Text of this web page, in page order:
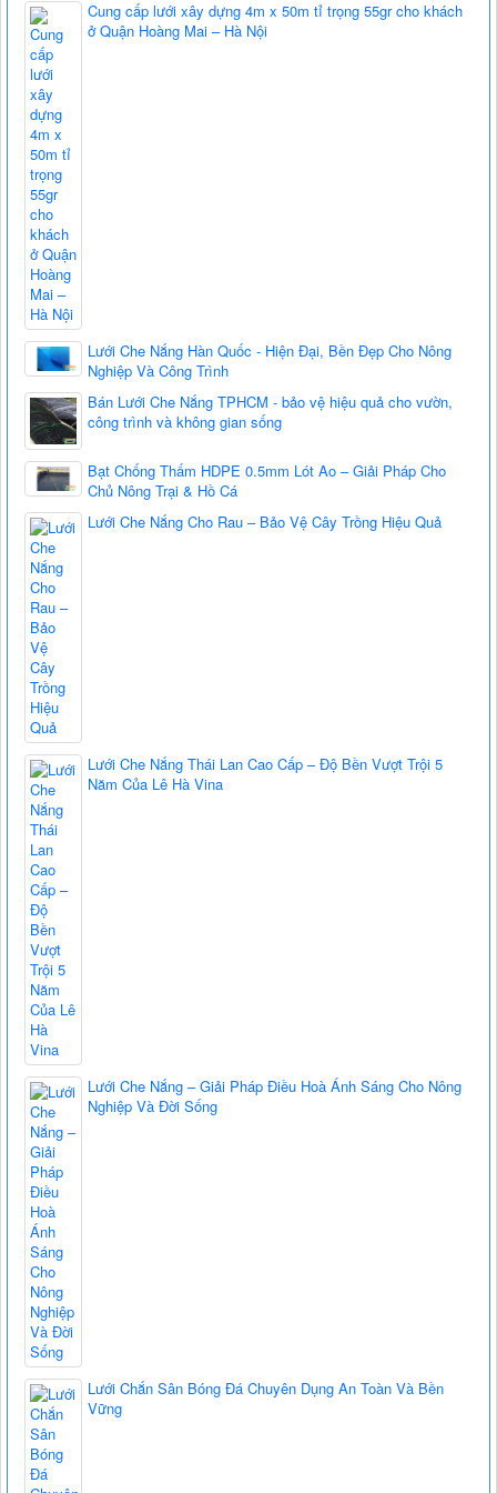
Cung cấp lưới xây dựng 4m x 50m tỉ trọng 55gr cho khách
ở Quận Hoàng Mai – Hà Nội
Lưới Che Nắng Hàn Quốc - Hiện Đại, Bền Đẹp Cho Nông
Nghiệp Và Công Trình
Bán Lưới Che Nắng TPHCM - bảo vệ hiệu quả cho vườn,
công trình và không gian sống
Bạt Chống Thấm HDPE 0.5mm Lót Ao – Giải Pháp Cho
Chủ Nông Trại & Hồ Cá
Lưới Che Nắng Cho Rau – Bảo Vệ Cây Trồng Hiệu Quả
Lưới Che Nắng Thái Lan Cao Cấp – Độ Bền Vượt Trội 5
Năm Của Lê Hà Vina
Lưới Che Nắng – Giải Pháp Điều Hoà Ánh Sáng Cho Nông
Nghiệp Và Đời Sống
Lưới Chắn Sân Bóng Đá Chuyên Dụng An Toàn Và Bền
Vững